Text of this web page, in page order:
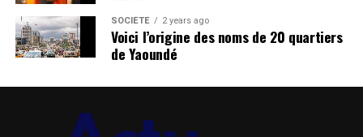
SOCIÉTÉ 2 years ago
Voici l’origine des noms de 20 quartiers
de Yaoundé